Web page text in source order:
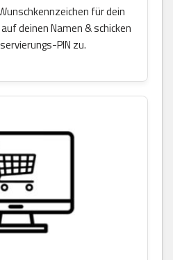
für dein
deinen Namen & schicken
PIN zu.